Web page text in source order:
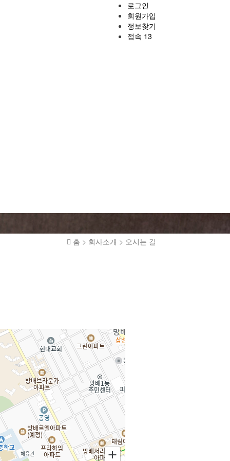
로그인
회원가입
정보찾기
접속 13
홈 > 회사소개 > 오시는 길